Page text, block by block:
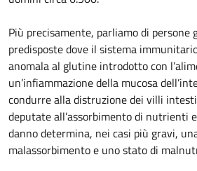
Più precisamente, parliamo di persone
predisposte dove il sistema
anomala al glutine introdotto con
un’infiammazione della mucosa
condurre alla distruzione dei villi
deputate all’assorbimento di nutrienti
danno determina, nei casi più gravi,
malassorbimento e uno stato di